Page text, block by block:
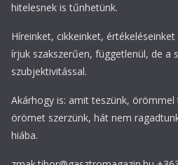
hitelesnek is tűnhetünk.
Híreinket, cikkeinket,
írjuk szakszerűen, függetlenül, de a
szubjektivitással.
Akárhogy is: amit teszünk, örömmel
örömet szerzünk, hát nem
hiába.